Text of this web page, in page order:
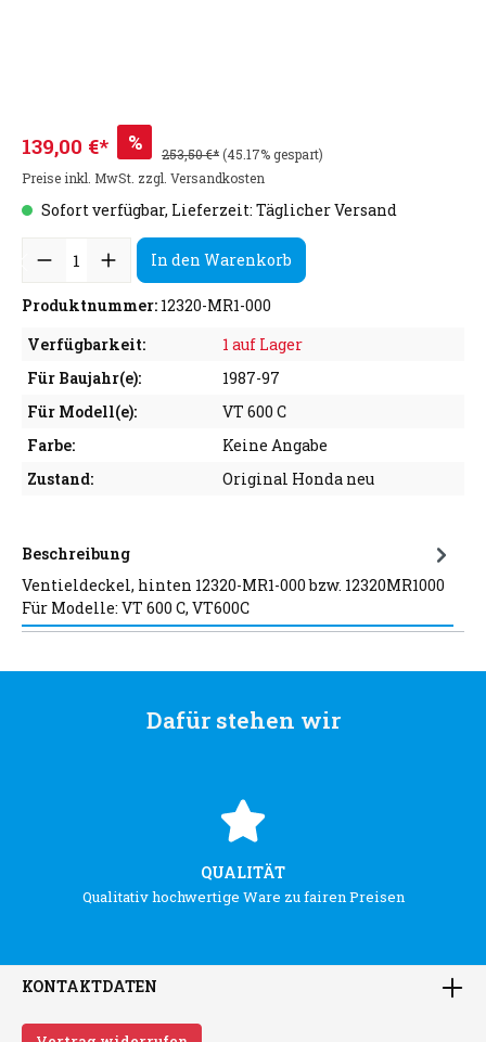
139,00 €* % 253,50 €*(45.17% gespart)
Preise inkl. MwSt. zzgl. Versandkosten
Sofort verfügbar, Lieferzeit: Täglicher Versand
In den Warenkorb
Produktnummer: 12320-MR1-000
Verfügbarkeit:
1 auf Lager
Für Baujahr(e):
1987-97
Für Modell(e):
VT 600 C
Farbe:
Keine Angabe
Zustand:
Original Honda neu
Beschreibung
Ventieldeckel, hinten 12320-MR1-000 bzw. 12320MR1000
Für Modelle: VT 600 C, VT600C
Dafür stehen wir
QUALITÄT
Qualitativ hochwertige Ware zu fairen Preisen
KONTAKTDATEN